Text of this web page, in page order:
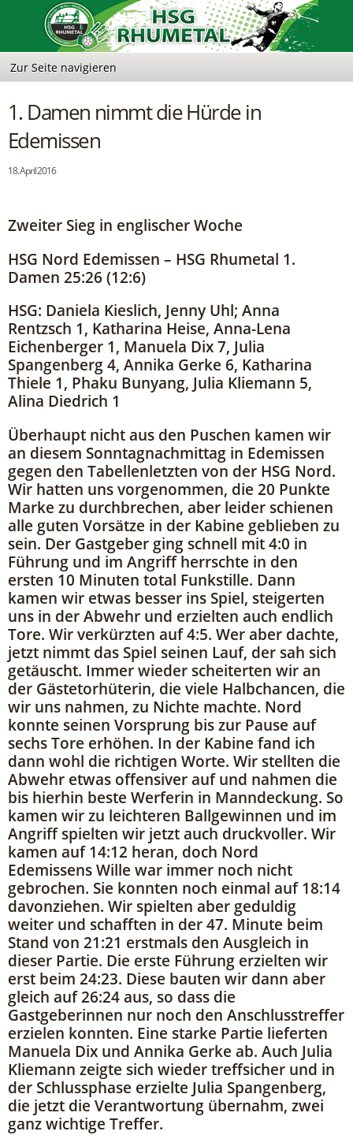
1. Damen nimmt die Hürde in
Edemissen
18. April 2016
Zweiter Sieg in englischer Woche
HSG Nord Edemissen – HSG Rhumetal 1.
Damen 25:26 (12:6)
HSG: Daniela Kieslich, Jenny Uhl; Anna
Rentzsch 1, Katharina Heise, Anna-Lena
Eichenberger 1, Manuela Dix 7, Julia
Spangenberg 4, Annika Gerke 6, Katharina
Thiele 1, Phaku Bunyang, Julia Kliemann 5,
Alina Diedrich 1
Überhaupt nicht aus den Puschen kamen wir
an diesem Sonntagnachmittag in Edemissen
gegen den Tabellenletzten von der HSG Nord.
Wir hatten uns vorgenommen, die 20 Punkte
Marke zu durchbrechen, aber leider schienen
alle guten Vorsätze in der Kabine geblieben zu
sein. Der Gastgeber ging schnell mit 4:0 in
Führung und im Angriff herrschte in den
ersten 10 Minuten total Funkstille. Dann
kamen wir etwas besser ins Spiel, steigerten
uns in der Abwehr und erzielten auch endlich
Tore. Wir verkürzten auf 4:5. Wer aber dachte,
jetzt nimmt das Spiel seinen Lauf, der sah sich
getäuscht. Immer wieder scheiterten wir an
der Gästetorhüterin, die viele Halbchancen, die
wir uns nahmen, zu Nichte machte. Nord
konnte seinen Vorsprung bis zur Pause auf
sechs Tore erhöhen. In der Kabine fand ich
dann wohl die richtigen Worte. Wir stellten die
Abwehr etwas offensiver auf und nahmen die
bis hierhin beste Werferin in Manndeckung. So
kamen wir zu leichteren Ballgewinnen und im
Angriff spielten wir jetzt auch druckvoller. Wir
kamen auf 14:12 heran, doch Nord
Edemissens Wille war immer noch nicht
gebrochen. Sie konnten noch einmal auf 18:14
davonziehen. Wir spielten aber geduldig
weiter und schafften in der 47. Minute beim
Stand von 21:21 erstmals den Ausgleich in
dieser Partie. Die erste Führung erzielten wir
erst beim 24:23. Diese bauten wir dann aber
gleich auf 26:24 aus, so dass die
Gastgeberinnen nur noch den Anschlusstreffer
erzielen konnten. Eine starke Partie lieferten
Manuela Dix und Annika Gerke ab. Auch Julia
Kliemann zeigte sich wieder treffsicher und in
der Schlussphase erzielte Julia Spangenberg,
die jetzt die Verantwortung übernahm, zwei
ganz wichtige Treffer.